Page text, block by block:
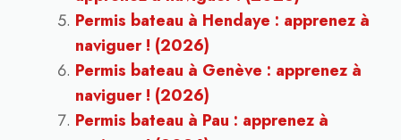
Permis bateau à Hendaye : apprenez à
naviguer ! (2026)
Permis bateau à Genève : apprenez à
naviguer ! (2026)
Permis bateau à Pau : apprenez à